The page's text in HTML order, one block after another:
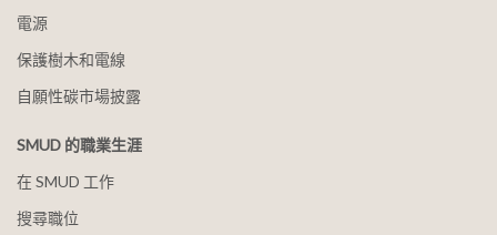
電源
保護樹木和電線
自願性碳市場披露
SMUD 的職業生涯
在 SMUD 工作
搜尋職位